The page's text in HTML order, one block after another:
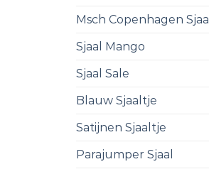
Msch Copenhagen Sjaal
Sjaal Mango
Sjaal Sale
Blauw Sjaaltje
Satijnen Sjaaltje
Parajumper Sjaal